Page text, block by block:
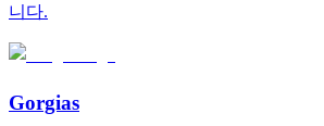
니다.
Gorgias